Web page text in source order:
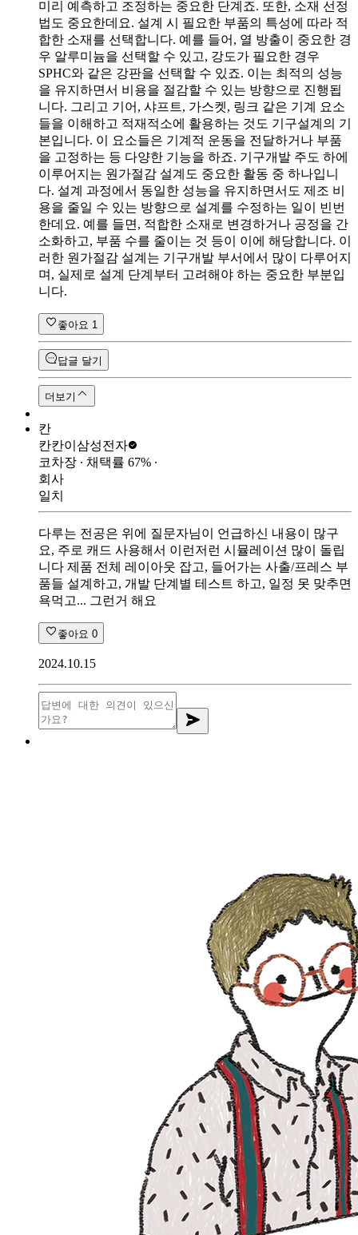
미리 예측하고 조정하는 중요한 단계죠. 또한, 소재 선정
법도 중요한데요. 설계 시 필요한 부품의 특성에 따라 적
합한 소재를 선택합니다. 예를 들어, 열 방출이 중요한 경
우 알루미늄을 선택할 수 있고, 강도가 필요한 경우
SPHC와 같은 강판을 선택할 수 있죠. 이는 최적의 성능
을 유지하면서 비용을 절감할 수 있는 방향으로 진행됩
니다. 그리고 기어, 샤프트, 가스켓, 링크 같은 기계 요소
들을 이해하고 적재적소에 활용하는 것도 기구설계의 기
본입니다. 이 요소들은 기계적 운동을 전달하거나 부품
을 고정하는 등 다양한 기능을 하죠. 기구개발 주도 하에
이루어지는 원가절감 설계도 중요한 활동 중 하나입니
다. 설계 과정에서 동일한 성능을 유지하면서도 제조 비
용을 줄일 수 있는 방향으로 설계를 수정하는 일이 빈번
한데요. 예를 들면, 적합한 소재로 변경하거나 공정을 간
소화하고, 부품 수를 줄이는 것 등이 이에 해당합니다. 이
러한 원가절감 설계는 기구개발 부서에서 많이 다루어지
며, 실제로 설계 단계부터 고려해야 하는 중요한 부분입
니다.
좋아요 1
답글 달기
더보기
칸
칸칸이 삼성전자
코차장 ∙ 채택률 67% ∙
회사
일치
다루는 전공은 위에 질문자님이 언급하신 내용이 많구
요, 주로 캐드 사용해서 이런저런 시뮬레이션 많이 돌립
니다 제품 전체 레이아웃 잡고, 들어가는 사출/프레스 부
품들 설계하고, 개발 단계별 테스트 하고, 일정 못 맞추면
욕먹고... 그런거 해요
좋아요 0
2024.10.15